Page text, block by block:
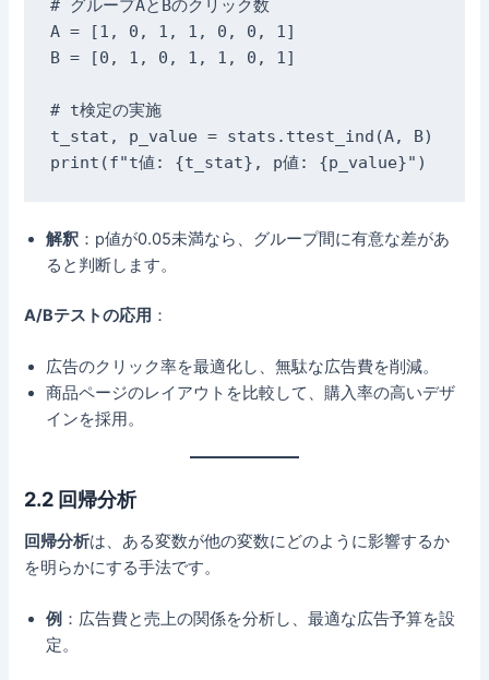
# グループAとBのクリック数
A = [1, 0, 1, 1, 0, 0, 1]
B = [0, 1, 0, 1, 1, 0, 1]
# t検定の実施
t_stat, p_value = stats.ttest_ind(A, B)
print(f"t値: {t_stat}, p値: {p_value}")
解釈 ：p値が0.05未満なら、グループ間に有意な差があ
ると判断します。
A/Bテストの応用 ：
広告のクリック率を最適化し、無駄な広告費を削減。
商品ページのレイアウトを比較して、購入率の高いデザ
インを採用。
2.2 回帰分析
回帰分析は、ある変数が他の変数にどのように影響するか
を明らかにする手法です。
例 ：広告費と売上の関係を分析し、最適な広告予算を設
定。